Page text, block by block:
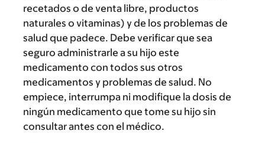
recetados o de venta libre, productos
naturales o vitaminas) y de los problemas de
salud que padece. Debe verificar que sea
seguro administrarle a su hijo este
medicamento con todos sus otros
medicamentos y problemas de salud. No
empiece, interrumpa ni modifique la dosis de
ningún medicamento que tome su hijo sin
consultar antes con el médico.